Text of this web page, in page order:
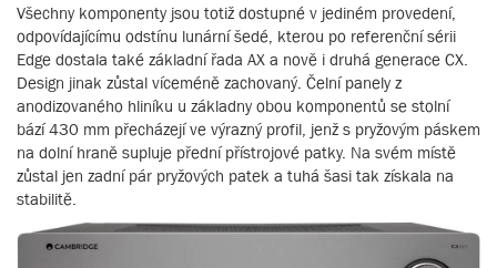
Všechny komponenty jsou totiž dostupné v jediném provedení,
odpovídajícímu odstínu lunární šedé, kterou po referenční sérii
Edge dostala také základní řada AX a nově i druhá generace CX.
Design jinak zůstal víceméně zachovaný. Čelní panely z
anodizovaného hliníku u základny obou komponentů se stolní
bází 430 mm přecházejí ve výrazný profil, jenž s pryžovým páskem
na dolní hraně supluje přední přístrojové patky. Na svém místě
zůstal jen zadní pár pryžových patek a tuhá šasi tak získala na
stabilitě.